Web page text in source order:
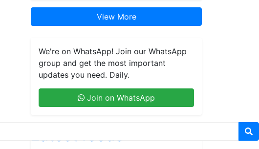
View More
We're on WhatsApp! Join our WhatsApp
group and get the most important
updates you need. Daily.
Join on WhatsApp
Latest feeds